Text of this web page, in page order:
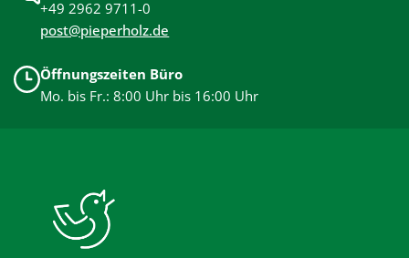
+49 2962 9711-0
post@pieperholz.de
Öffnungszeiten Büro
Mo. bis Fr.: 8:00 Uhr bis 16:00 Uhr